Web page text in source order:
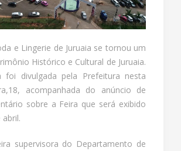
e Lingerie de Juruaia se tornou um
Histórico e Cultural de Juruaia.
foi divulgada pela Prefeitura nesta
acompanhada do anúncio de
sobre a Feira que será exibido
supervisora do Departamento de